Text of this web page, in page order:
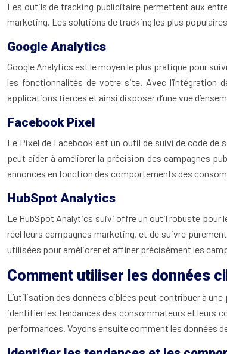
Les outils de tracking publicitaire permettent aux
marketing. Les solutions de tracking les plus
Google Analytics
Google Analytics est le moyen le plus pratique pour
les fonctionnalités de votre site. Avec l’intégration
applications tierces et ainsi disposer d’une vue
Facebook Pixel
Le Pixel de Facebook est un outil de suivi de code de
peut aider à améliorer la précision des campagnes
annonces en fonction des comportements des
HubSpot Analytics
Le HubSpot Analytics suivi offre un outil robuste pour
réel leurs campagnes marketing, et de suivre
utilisées pour améliorer et affiner précisément les
Comment utiliser les données
L’utilisation des données ciblées peut contribuer à
identifier les tendances des consommateurs et leurs
performances. Voyons ensuite comment les données